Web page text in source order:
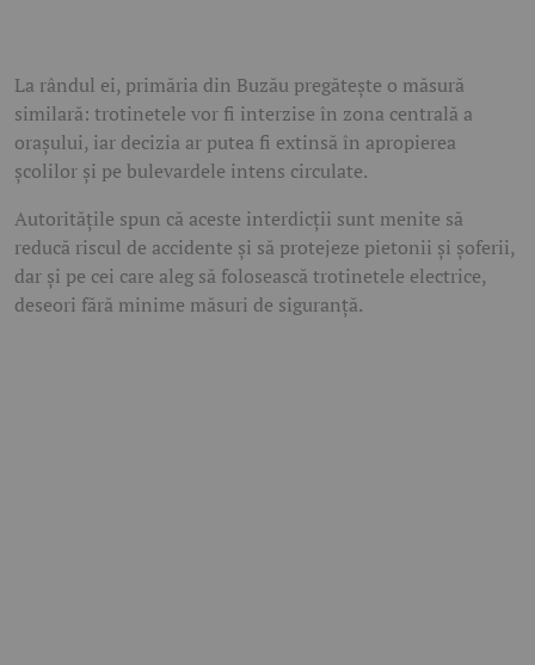
La rândul ei, primăria din Buzău pregătește o măsură
similară: trotinetele vor fi interzise în zona centrală a
orașului, iar decizia ar putea fi extinsă în apropierea
școlilor și pe bulevardele intens circulate.
Autoritățile spun că aceste interdicții sunt menite să
reducă riscul de accidente și să protejeze pietonii și șoferii,
dar și pe cei care aleg să folosească trotinetele electrice,
deseori fără minime măsuri de siguranță.